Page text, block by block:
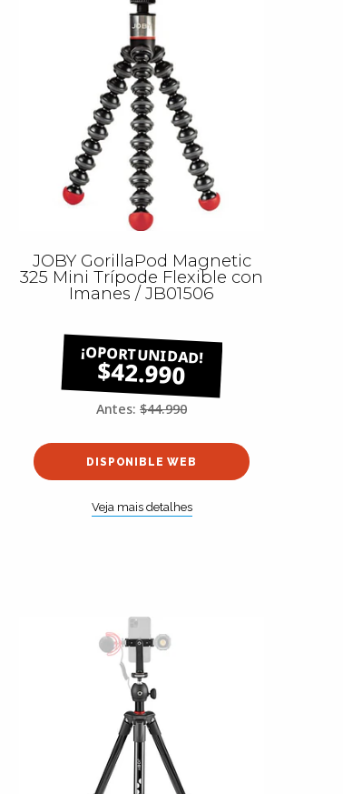
JOBY GorillaPod Magnetic
325 Mini Trípode Flexible con
Imanes / JB01506
$42.990
Antes: $44.990
DISPONIBLE WEB
Veja mais detalhes